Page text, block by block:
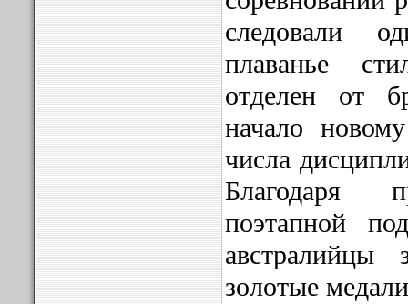
следовали
плаванье
отделен от
начало
числа
Благодаря
поэтапной
австралийцы
золотые